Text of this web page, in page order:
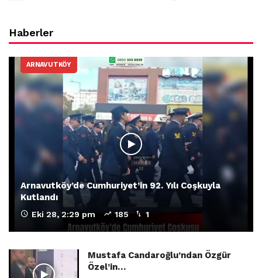
Haberler
ARNAVUTKÖY
Arnavutköy’de Cumhuriyet’in 92. Yılı Coşkuyla
Kutlandı
Eki 28, 2:29 pm 185 1
Mustafa Candaroğlu’ndan Özgür
Özel’in…